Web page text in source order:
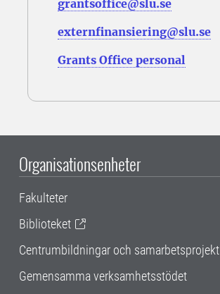
grantsoffice@slu.se
externfinansiering@slu.se
Grants Office personal
Organisationsenheter
Fakulteter
Biblioteket
Centrumbildningar och samarbetsprojekt
Gemensamma verksamhetsstödet